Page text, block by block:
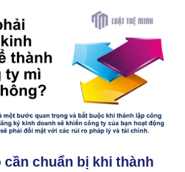
cần chuẩn bị khi thành